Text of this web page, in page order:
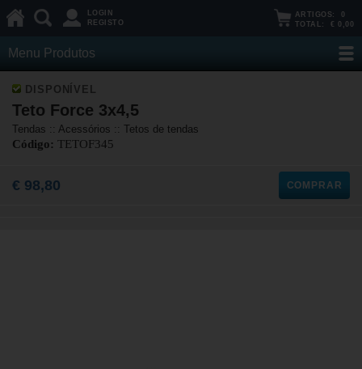
LOGIN
REGISTO
ARTIGOS: 0
TOTAL: € 0,00
Menu Produtos
DISPONÍVEL
Teto Force 3x4,5
Tendas :: Acessórios :: Tetos de tendas
Código: TETOF345
€ 98,80 COMPRAR